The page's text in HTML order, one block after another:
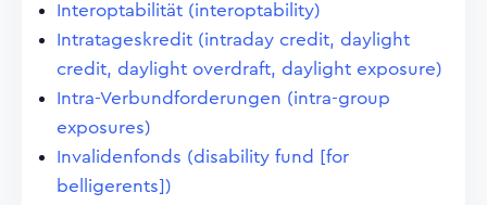
Interoptabilität (interoptability)
Intratageskredit (intraday credit, daylight
credit, daylight overdraft, daylight exposure)
Intra-Verbundforderungen (intra-group
exposures)
Invalidenfonds (disability fund [for
belligerents])